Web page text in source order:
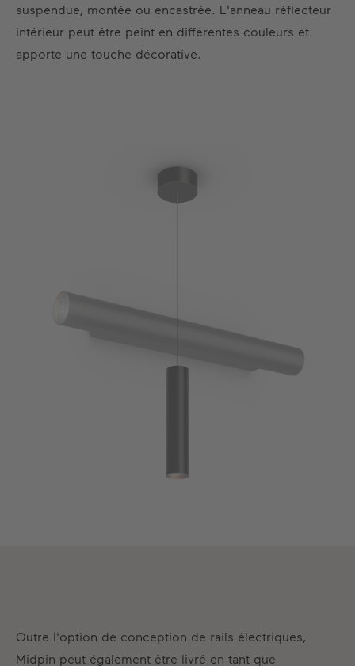
suspendue, montée ou encastrée. L'anneau réflecteur
intérieur peut être peint en différentes couleurs et
apporte une touche décorative.
Outre l'option de conception de rails électriques,
Midpin peut également être livré en tant que